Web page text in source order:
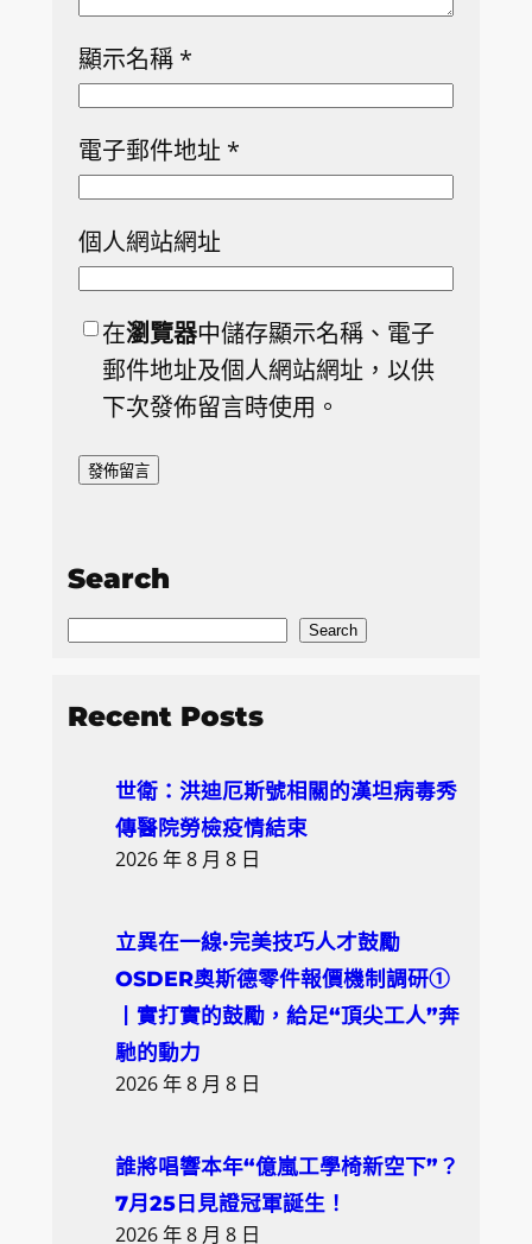
顯示名稱 *
電子郵件地址 *
個人網站網址
在瀏覽器中儲存顯示名稱、電子
郵件地址及個人網站網址，以供
下次發佈留言時使用。
Search
S
a
Search
Recent Posts
世衛：洪迪厄斯號相關的漢坦病毒秀
傳醫院勞檢疫情結束
2026 年 8 月 8 日
立異在一線·完美技巧人才鼓勵
OSDER奧斯德零件報價機制調研①
丨實打實的鼓勵，給足“頂尖工人”奔
馳的動力
2026 年 8 月 8 日
誰將唱響本年“億嵐工學椅新空下”？
7月25日見證冠軍誕生！
2026 年 8 月 8 日